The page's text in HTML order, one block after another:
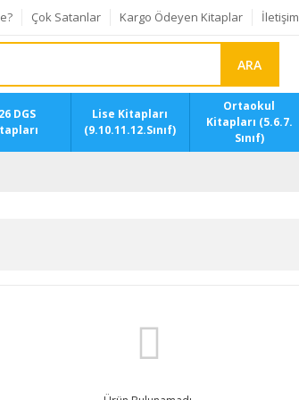
Çok Satanlar Kargo Ödeyen Kitaplar İletişim
ARA
DGS
Lise Kitapları
(9.10.11.12.Sınıf)
Ortaokul
Kitapları (5.6.7.
Sınıf)